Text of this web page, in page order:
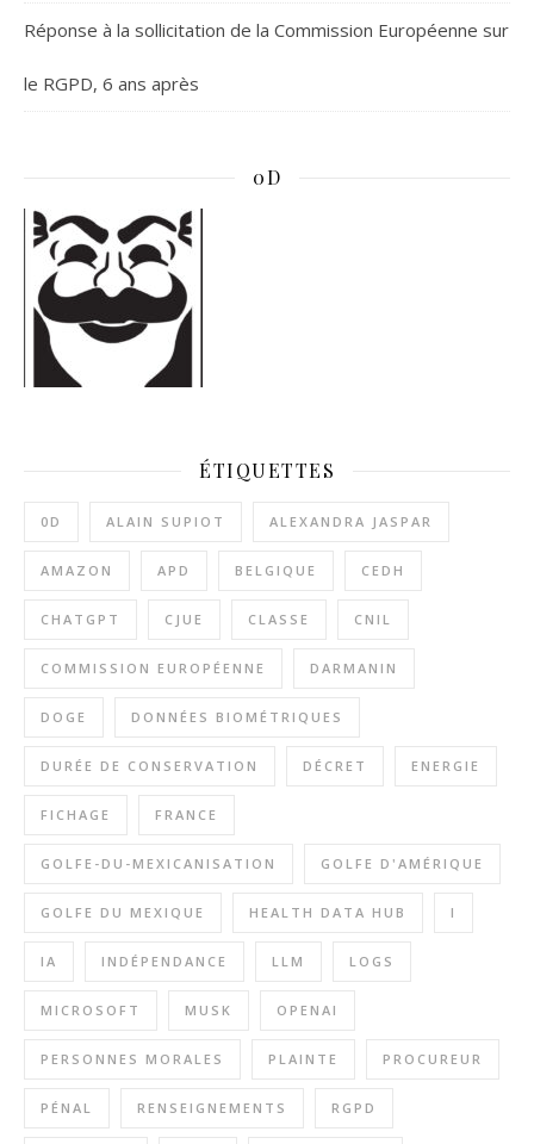
Réponse à la sollicitation de la Commission Européenne sur
le RGPD, 6 ans après
0D
ÉTIQUETTES
0D ALAIN SUPIOT ALEXANDRA JASPAR
AMAZON APD BELGIQUE CEDH
CHATGPT CJUE CLASSE CNIL
COMMISSION EUROPÉENNE DARMANIN
DOGE DONNÉES BIOMÉTRIQUES
DURÉE DE CONSERVATION DÉCRET ENERGIE
FICHAGE FRANCE
GOLFE-DU-MEXICANISATION GOLFE D'AMÉRIQUE
GOLFE DU MEXIQUE HEALTH DATA HUB I
IA INDÉPENDANCE LLM LOGS
MICROSOFT MUSK OPENAI
PERSONNES MORALES PLAINTE PROCUREUR
PÉNAL RENSEIGNEMENTS RGPD